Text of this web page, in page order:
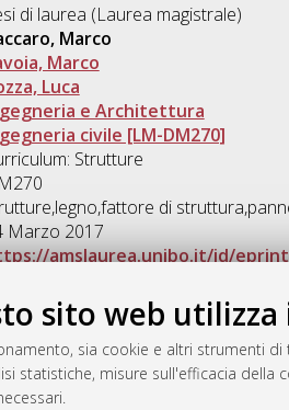
sito web utilizza
sia cookie e altri strumenti
statistiche, misure sull'efficacia
di laurea (Laurea magistrale)
Marco
Marco
Luca
e Architettura
civile [LM-DM270]
Strutture
di
Marzo 2017
amslaurea.unibo.it/id/
Gestione del documento: